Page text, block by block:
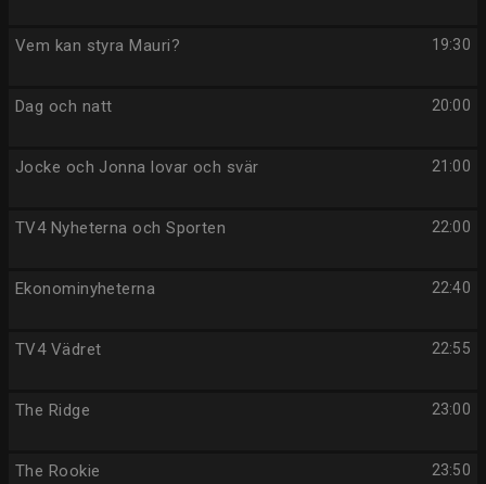
19:30
Vem kan styra Mauri?
20:00
Dag och natt
21:00
Jocke och Jonna lovar och svär
22:00
TV4 Nyheterna och Sporten
22:40
Ekonominyheterna
22:55
TV4 Vädret
23:00
The Ridge
23:50
The Rookie